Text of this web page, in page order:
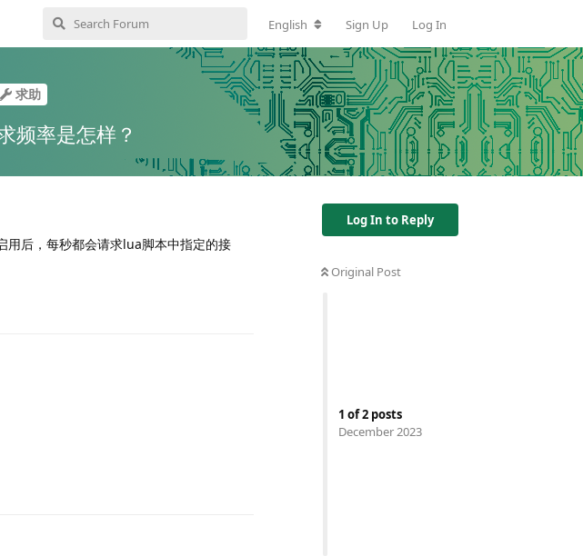
English Sign Up Log In
求助
频率是怎样？
Log In to Reply
Original Post
1 of2 posts
December 2023
用后，每秒都会请求lua脚本中指定的接